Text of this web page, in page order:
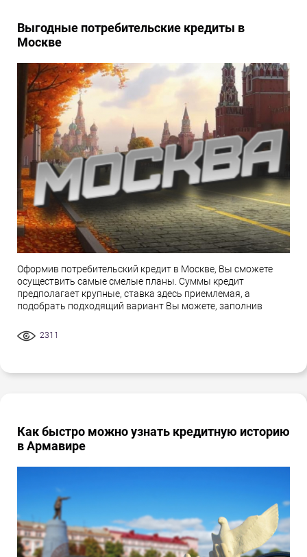
Выгодные потребительские кредиты в
Москве
Оформив потребительский кредит в Москве, Вы сможете
осуществить самые смелые планы. Суммы кредит
предполагает крупные, ставка здесь приемлемая, а
подобрать подходящий вариант Вы можете, заполнив
2311
Как быстро можно узнать кредитную историю
в Армавире